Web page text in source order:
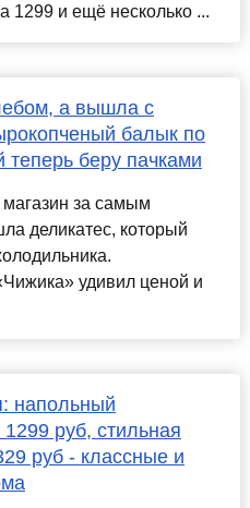
1299 и ещё несколько ...
а вышла с
балык по
беру пачками
за самым
деликатес, который
удивил ценой и
напольный
1299 руб, стильная
руб - классные и